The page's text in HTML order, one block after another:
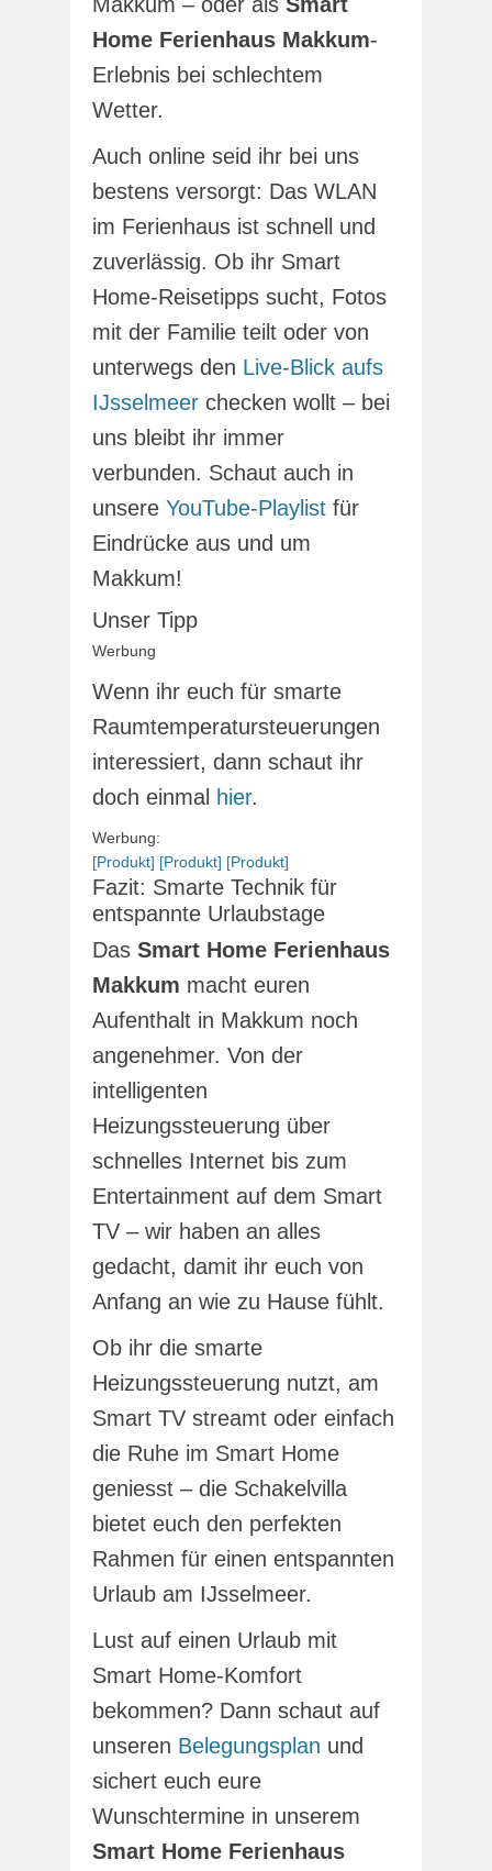
Makkum – oder als Smart
Home Ferienhaus Makkum-
Erlebnis bei schlechtem
Wetter.
Auch online seid ihr bei uns
bestens versorgt: Das WLAN
im Ferienhaus ist schnell und
zuverlässig. Ob ihr Smart
Home-Reisetipps sucht, Fotos
mit der Familie teilt oder von
unterwegs den Live-Blick aufs
IJsselmeer checken wollt – bei
uns bleibt ihr immer
verbunden. Schaut auch in
unsere YouTube-Playlist für
Eindrücke aus und um
Makkum!
Unser Tipp
Werbung
Wenn ihr euch für smarte
Raumtemperatursteuerungen
interessiert, dann schaut ihr
doch einmal hier.
Werbung:
[Produkt] [Produkt] [Produkt]
Fazit: Smarte Technik für
entspannte Urlaubstage
Das Smart Home Ferienhaus
Makkum macht euren
Aufenthalt in Makkum noch
angenehmer. Von der
intelligenten
Heizungssteuerung über
schnelles Internet bis zum
Entertainment auf dem Smart
TV – wir haben an alles
gedacht, damit ihr euch von
Anfang an wie zu Hause fühlt.
Ob ihr die smarte
Heizungssteuerung nutzt, am
Smart TV streamt oder einfach
die Ruhe im Smart Home
geniesst – die Schakelvilla
bietet euch den perfekten
Rahmen für einen entspannten
Urlaub am IJsselmeer.
Lust auf einen Urlaub mit
Smart Home-Komfort
bekommen? Dann schaut auf
unseren Belegungsplan und
sichert euch eure
Wunschtermine in unserem
Smart Home Ferienhaus